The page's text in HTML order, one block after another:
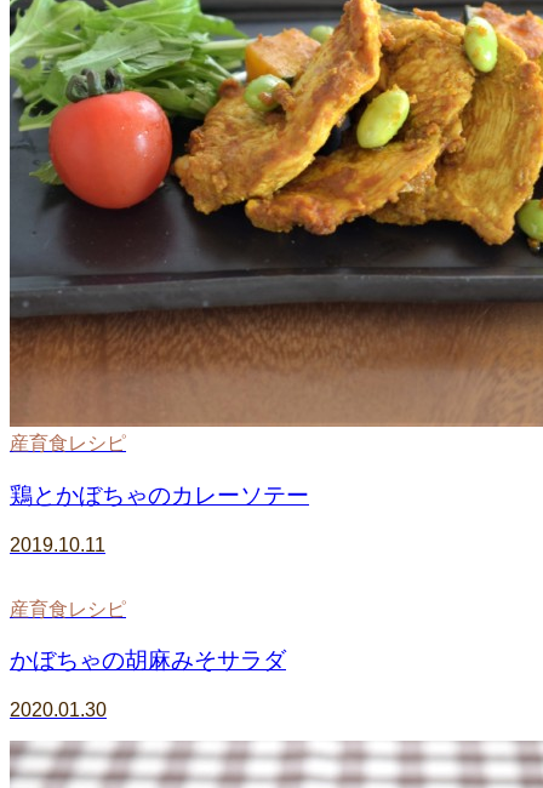
産育食レシピ
鶏とかぼちゃのカレーソテー
2019.10.11
産育食レシピ
かぼちゃの胡麻みそサラダ
2020.01.30